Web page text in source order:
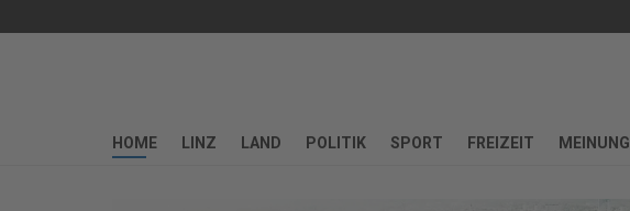
HOME LINZ LAND POLITIK SPORT FREIZEIT MEINUNG